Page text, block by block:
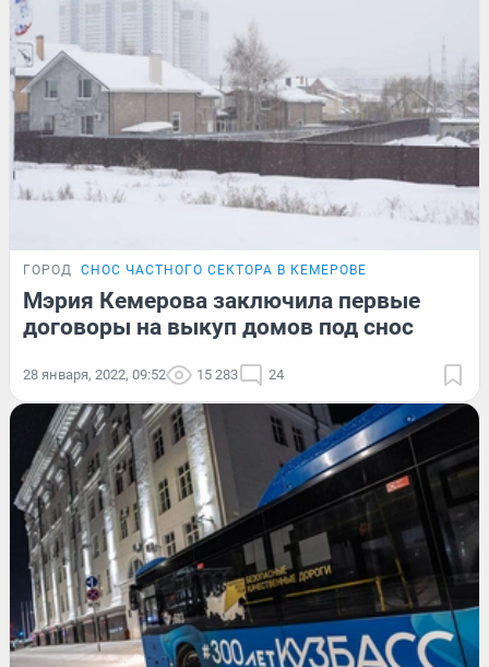
ГОРОД СНОС ЧАСТНОГО СЕКТОРА В КЕМЕРОВЕ
Мэрия Кемерова заключила первые
договоры на выкуп домов под снос
28 января, 2022, 09:52 15 283 24